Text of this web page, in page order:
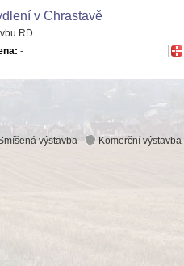
v Chrastavě
RD
-
výstavba Komerční výstavba